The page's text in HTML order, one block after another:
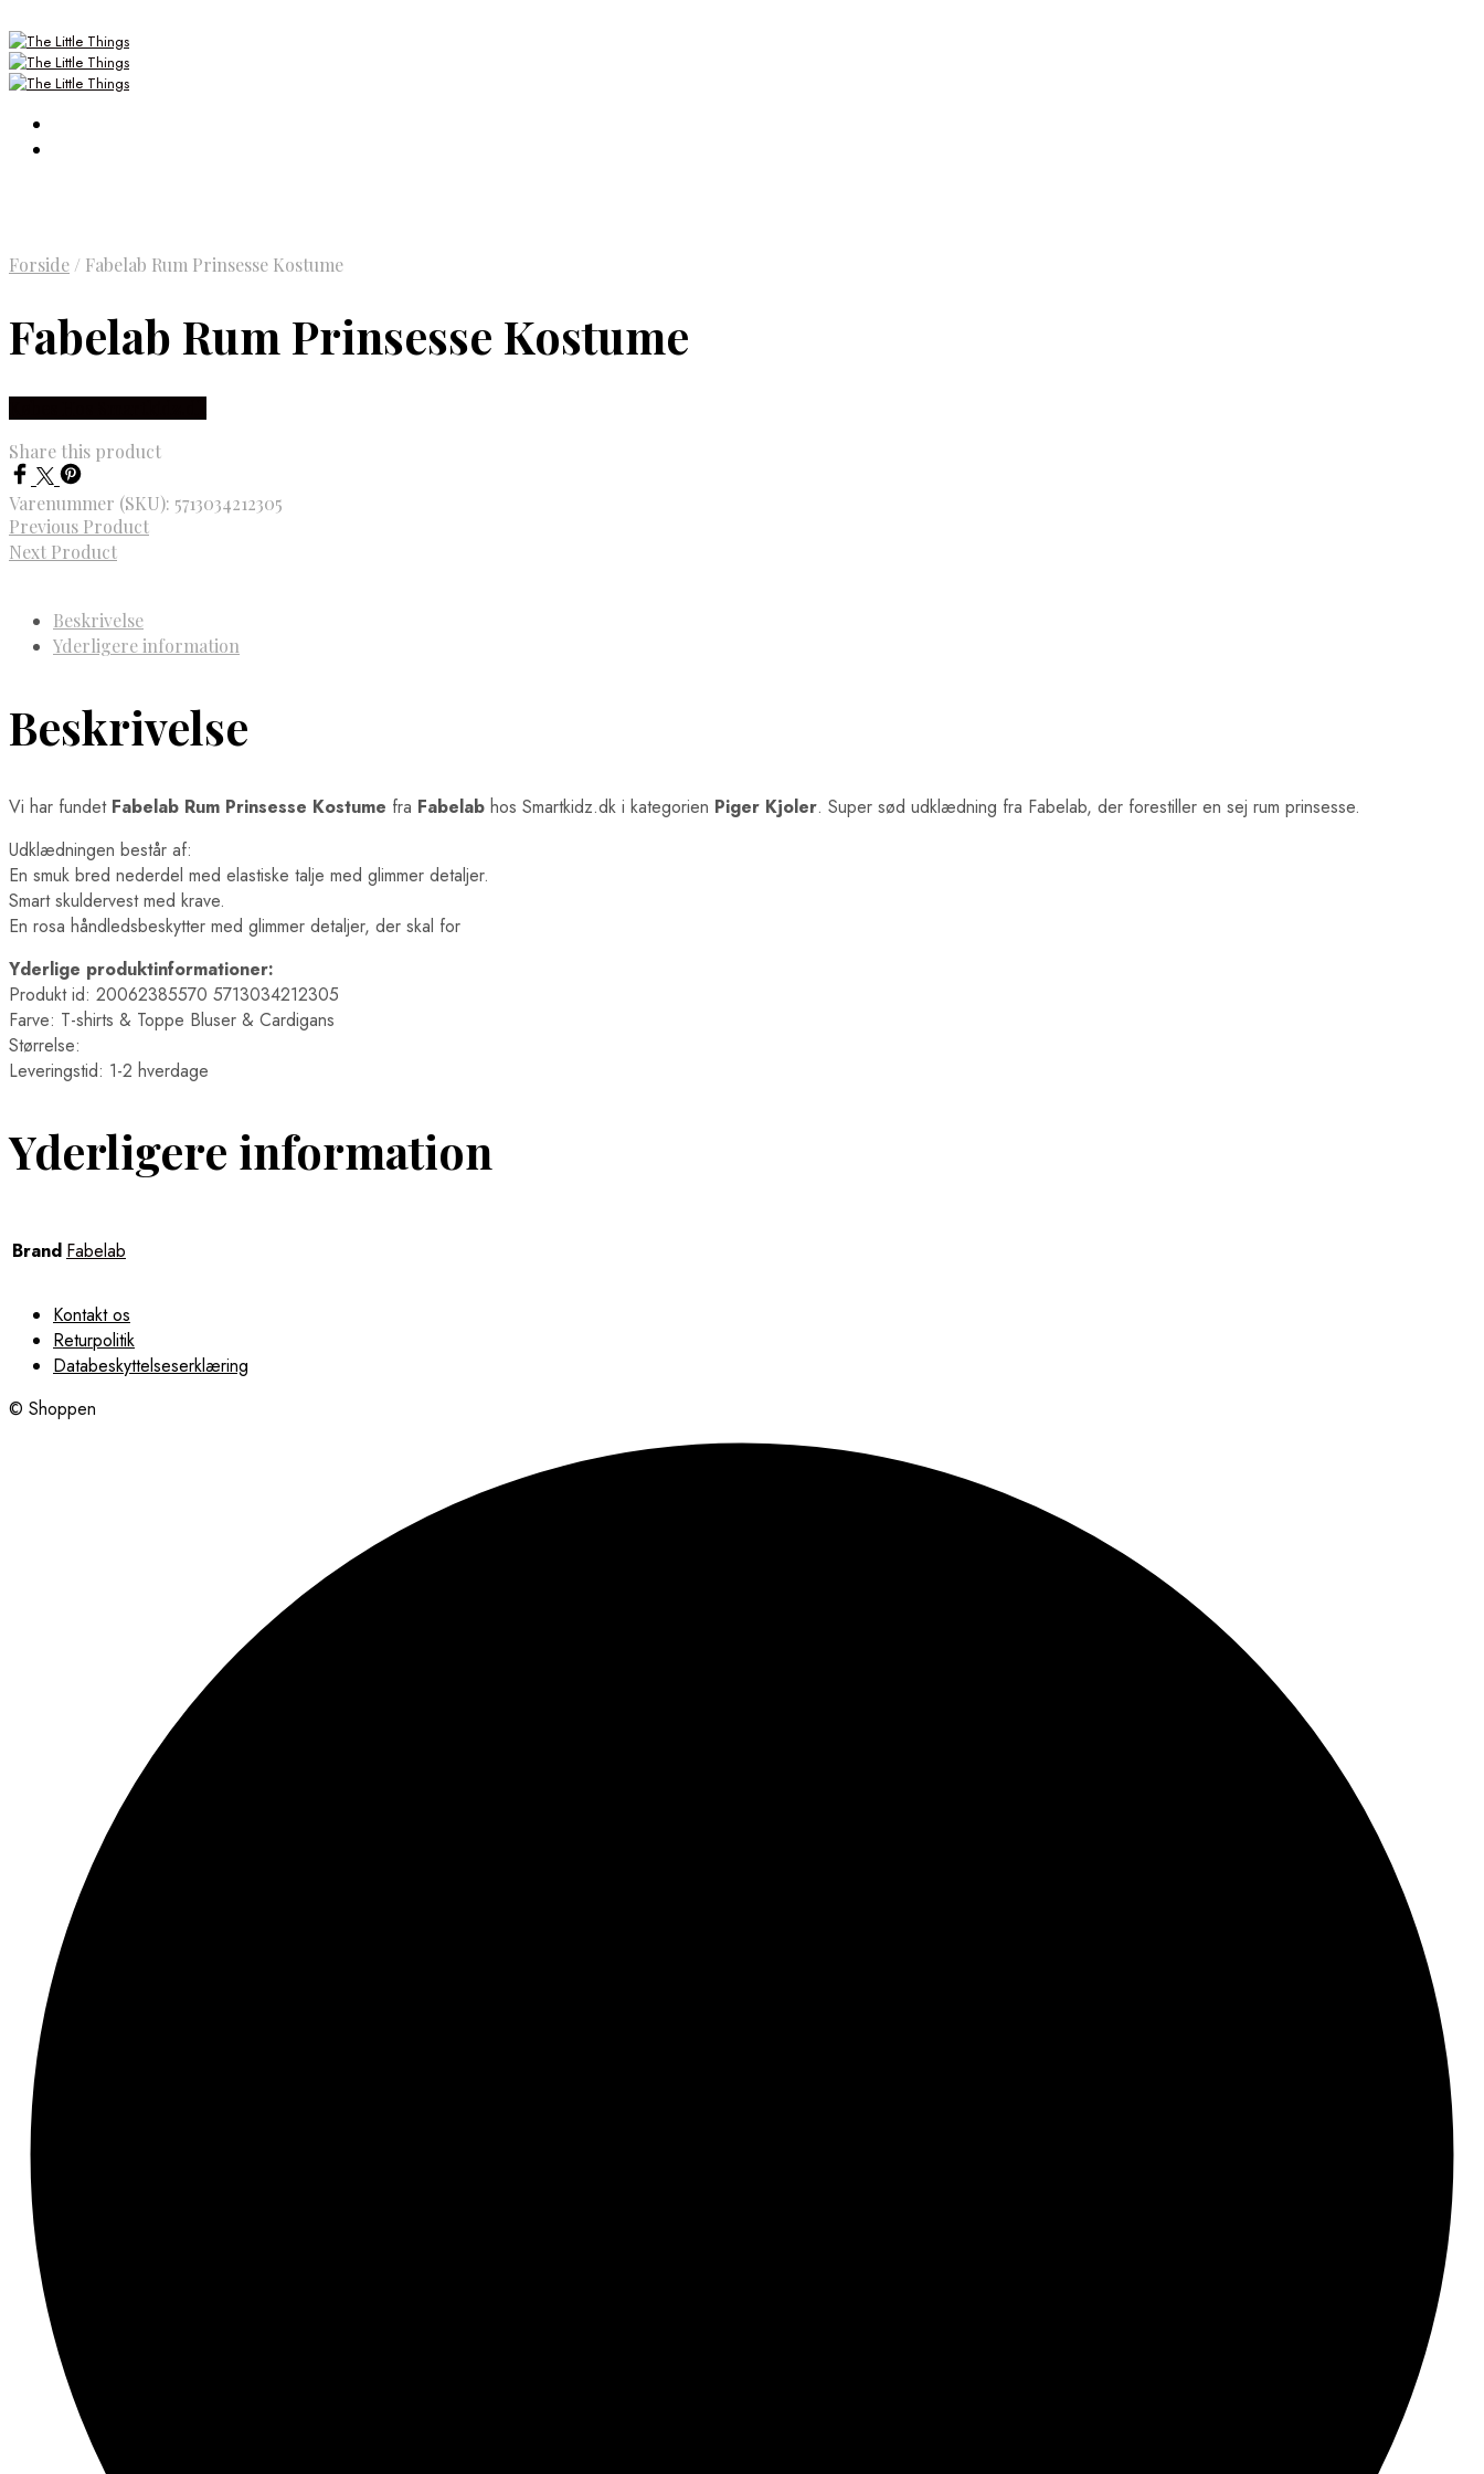
Forside / Fabelab Rum Prinsesse Kostume
Fabelab Rum Prinsesse Kostume
Share this product
Varenummer (SKU): 5713034212305
Previous Product
Next Product
Beskrivelse
Yderligere information
Beskrivelse
Vi har fundet Fabelab Rum Prinsesse Kostume fra Fabelab hos Smartkidz.dk i kategorien Piger Kjoler. Super sød udklædning fra Fabelab, der forestiller en sej rum prinsesse.
Udklædningen består af:
En smuk bred nederdel med elastiske talje med glimmer detaljer.
Smart skuldervest med krave.
En rosa håndledsbeskytter med glimmer detaljer, der skal for
Yderlige produktinformationer:
Produkt id: 20062385570 5713034212305
Farve: T-shirts & Toppe Bluser & Cardigans
Størrelse:
Leveringstid: 1-2 hverdage
Yderligere information
Brand Fabelab
Kontakt os
Returpolitik
Databeskyttelseserklæring
© Shoppen